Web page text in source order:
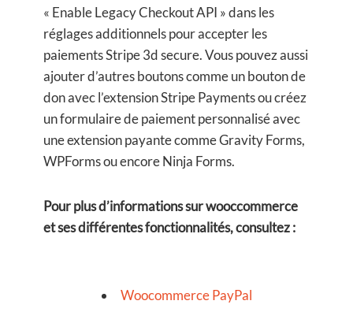
« Enable Legacy Checkout API » dans les
réglages additionnels pour accepter les
paiements Stripe 3d secure. Vous pouvez aussi
ajouter d’autres boutons comme un bouton de
don avec l’extension Stripe Payments ou créez
un formulaire de paiement personnalisé avec
une extension payante comme Gravity Forms,
WPForms ou encore Ninja Forms.
Pour plus d’informations sur wooccommerce
et ses différentes fonctionnalités, consultez :
Woocommerce PayPal